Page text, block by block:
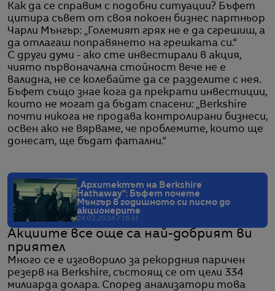
Как да се справим с подобни ситуации? Бъфет
цитира съвет от своя покоен бизнес партньор
Чарли Мънгър: „Големият грях не е да сгрешиш, а
да отлагаш поправянето на грешката си.“
С други думи - ако сте инвестирали в акция,
чиято първоначална стойност вече не е
валидна, не се колебайте да се разделите с нея.
Бъфет също знае кога да прекрати инвестиции,
които не могат да бъдат спасени: „Berkshire
почти никога не продава контролирани бизнеси,
освен ако не вярваме, че проблемите, които ще
донесат, ще бъдат фатални.“
„Архитектът на Berkshire
Hathaway“: Бъфет почете
Мънгър в годишното си писмо до
акционерите
24.02.2024 / 16:41
Акциите все още са най-добрият ви
приятел
Много се е изговорило за рекордния паричен
резерв на Berkshire, състоящ се от цели 334
милиарда долара. Според анализатори това